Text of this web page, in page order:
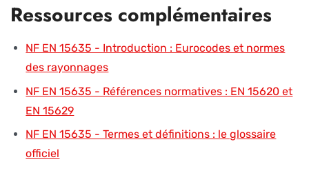
Ressources complémentaires
NF EN 15635 - Introduction : Eurocodes et normes
des rayonnages
NF EN 15635 - Références normatives : EN 15620 et
EN 15629
NF EN 15635 - Termes et définitions : le glossaire
officiel